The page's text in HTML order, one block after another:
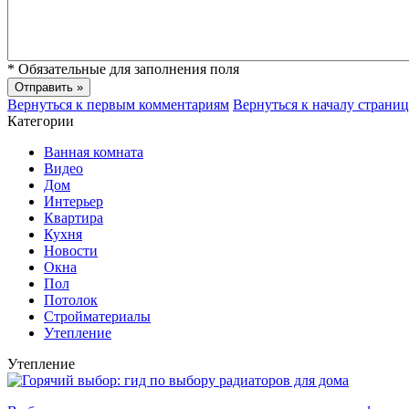
* Обязательные для заполнения поля
Вернуться к первым комментариям Вернуться к началу
Категории
Ванная комната
Видео
Дом
Интерьер
Квартира
Кухня
Новости
Окна
Пол
Потолок
Стройматериалы
Утепление
Утепление